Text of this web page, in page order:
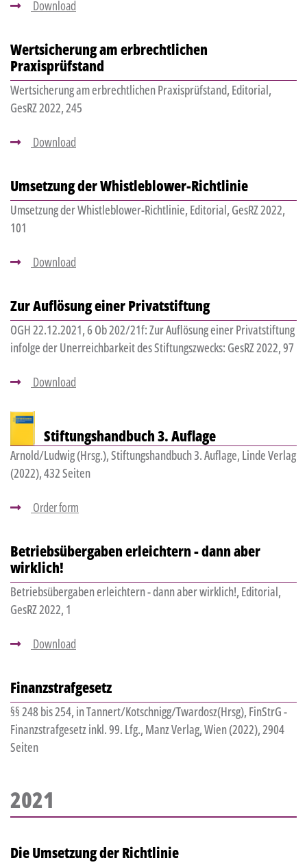
Download
Wertsicherung am erbrechtlichen
Praxisprüfstand
Wertsicherung am erbrechtlichen Praxisprüfstand, Editorial,
GesRZ 2022, 245
Download
Umsetzung der Whistleblower-Richtlinie
Umsetzung der Whistleblower-Richtlinie, Editorial, GesRZ 2022,
101
Download
Zur Auflösung einer Privatstiftung
OGH 22.12.2021, 6 Ob 202/21f: Zur Auflösung einer Privatstiftung
infolge der Unerreichbarkeit des Stiftungszwecks: GesRZ 2022, 97
Download
Stiftungshandbuch 3. Auflage
Arnold/Ludwig (Hrsg.), Stiftungshandbuch 3. Auflage, Linde Verlag
(2022), 432 Seiten
Order form
Betriebsübergaben erleichtern - dann aber
wirklich!
Betriebsübergaben erleichtern - dann aber wirklich!, Editorial,
GesRZ 2022, 1
Download
Finanzstrafgesetz
§§ 248 bis 254, in Tannert/Kotschnigg/Twardosz(Hrsg), FinStrG -
Finanzstrafgesetz inkl. 99. Lfg., Manz Verlag, Wien (2022), 2904
Seiten
2021
Die Umsetzung der Richtlinie